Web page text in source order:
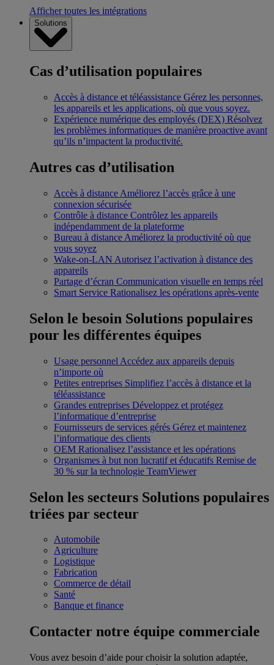
Afficher toutes les intégrations
Solutions
Cas d’utilisation populaires
Accès à distance et téléassistance Gérez les personnes,
les appareils et les applications, où que vous soyez.
Expérience numérique des employés (DEX) Résolvez
les problèmes informatiques de manière proactive avant
qu’ils n’impactent la productivité.
Autres cas d’utilisation
Accès à distance Améliorez l’accès grâce à une
connexion sécurisée
Contrôle à distance Contrôlez les appareils
indépendamment de la plateforme
Bureau à distance Améliorez la productivité où que
vous soyez
Wake-on-LAN Autorisez l’activation à distance des
appareils
Partage d’écran Communication visuelle en temps réel
Smart Service Rationalisez les opérations après-vente
Selon le besoin Solutions populaires
pour les différentes équipes
Usage personnel Accédez aux appareils depuis
n’importe où
Petites entreprises Simplifiez l’accès à distance et la
téléassistance
Grandes entreprises Développez et protégez
l’informatique d’entreprise
Fournisseurs de services gérés Gérez et maintenez
l’informatique des clients
OEM Rationalisez l’assistance et les opérations
Organismes à but non lucratif et éducatifs Remise de
30 % sur la technologie TeamViewer
Selon les secteurs Solutions populaires
triées par secteur
Automobile
Agriculture
Logistique
Fabrication
Commerce de détail
Santé
Banque et finance
Contacter notre équipe commerciale
Vous avez besoin d’aide pour choisir la solution adaptée,